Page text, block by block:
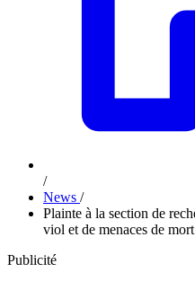
/
News /
Plainte à la section de
viol et de menaces de mort
Publicité